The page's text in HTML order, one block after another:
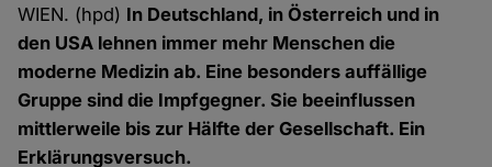
WIEN. (hpd) In Deutschland, in Österreich und in
den USA lehnen immer mehr Menschen die
moderne Medizin ab. Eine besonders auffällige
Gruppe sind die Impfgegner. Sie beeinflussen
mittlerweile bis zur Hälfte der Gesellschaft. Ein
Erklärungsversuch.